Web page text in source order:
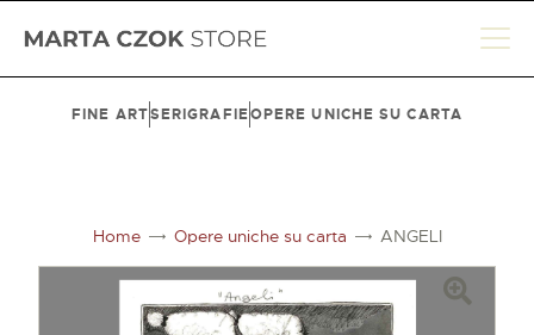
FINE ARTSERIGRAFIEOPERE UNICHE SU CARTA
BIOGRAFIA
LE SEDI
CONTATTI
Home Opere uniche su carta ANGELI